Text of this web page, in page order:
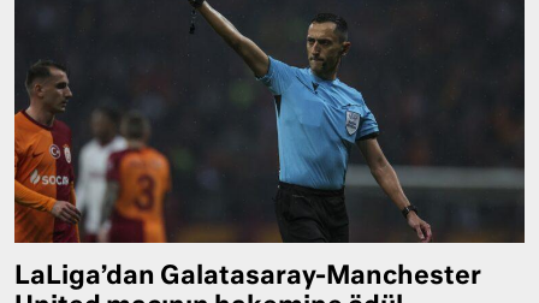
LaLiga’dan Galatasaray-Manchester